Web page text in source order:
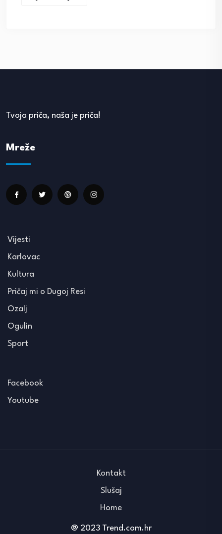
Tvoja priča, naša je priča!
Mreže
Vijesti
Karlovac
Kultura
Pričaj mi o Dugoj Resi
Ozalj
Ogulin
Sport
Facebook
Youtube
@ 2023 Trend.com.hr
Kontakt
Slušaj
Home